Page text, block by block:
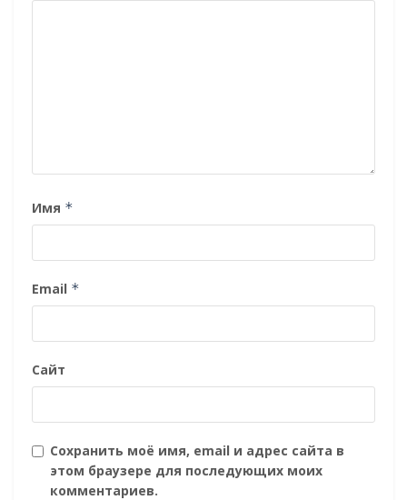
Имя *
Email *
Сайт
Сохранить моё имя, email и адрес сайта в
этом браузере для последующих моих
комментариев.